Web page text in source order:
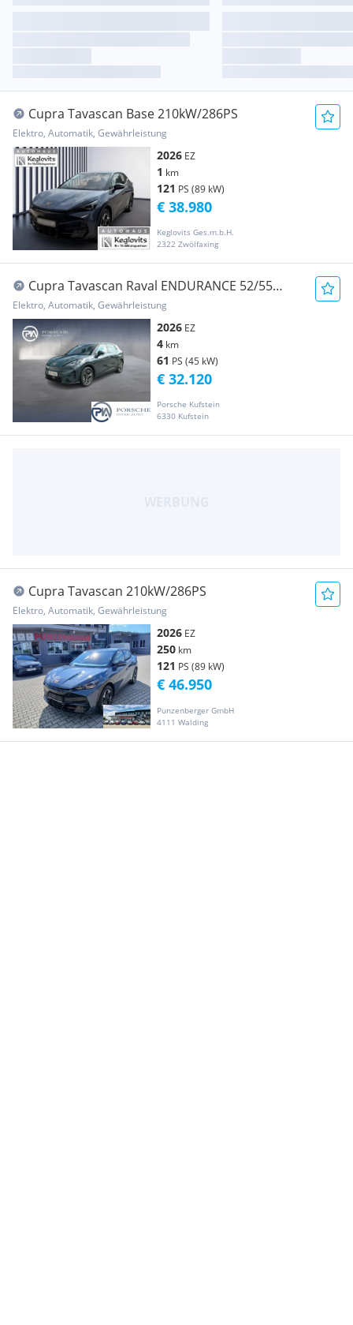
Cupra Tavascan Base 210kW/286PS
Elektro, Automatik, Gewährleistung
2026 EZ
1 km
121 PS (89 kW)
Keglovits Ges.m.b.H.
2322 Zwölfaxing
€ 38.980
Cupra Tavascan Raval ENDURANCE 52/55
155kW/210 PS
Elektro, Automatik, Gewährleistung
2026 EZ
4 km
61 PS (45 kW)
Porsche Kufstein
6330 Kufstein
€ 32.120
Cupra Tavascan 210kW/286PS
Elektro, Automatik, Gewährleistung
2026 EZ
250 km
121 PS (89 kW)
Punzenberger GmbH
4111 Walding
€ 46.950